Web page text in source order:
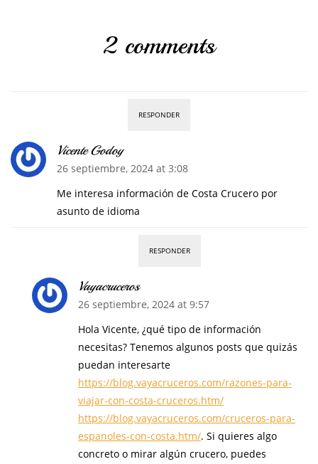
2 comments
RESPONDER
Vicente Godoy
26 septiembre, 2024 at 3:08
Me interesa información de Costa Crucero por
asunto de idioma
RESPONDER
Vayacruceros
26 septiembre, 2024 at 9:57
Hola Vicente, ¿qué tipo de información
necesitas? Tenemos algunos posts que quizás
puedan interesarte
https://blog.vayacruceros.com/razones-para-
viajar-con-costa-cruceros.htm/
https://blog.vayacruceros.com/cruceros-para-
espanoles-con-costa.htm/. Si quieres algo
concreto o mirar algún crucero, puedes